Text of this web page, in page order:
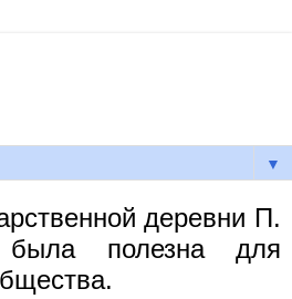
▼
деревни П.
полезна для